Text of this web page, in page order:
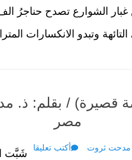
غبار الشوارع تصدح حناجرُ
وتبدو الانكسارات
قصيرة) / بقلم: ذ.
مصر
مدحت ثروت أكتب تعليقا
شَبَّت